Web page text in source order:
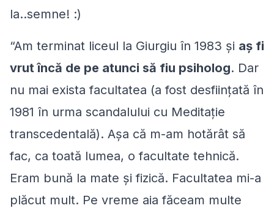
la..semne! :)
“Am terminat liceul la Giurgiu în 1983 şi aş fi
vrut încă de pe atunci să fiu psiholog. Dar
nu mai exista facultatea (a fost desființată în
1981 în urma scandalului cu Meditație
transcedentală). Aşa că m-am hotărât să
fac, ca toată lumea, o facultate tehnică.
Eram bună la mate şi fizică. Facultatea mi-a
plăcut mult. Pe vreme aia făceam multe